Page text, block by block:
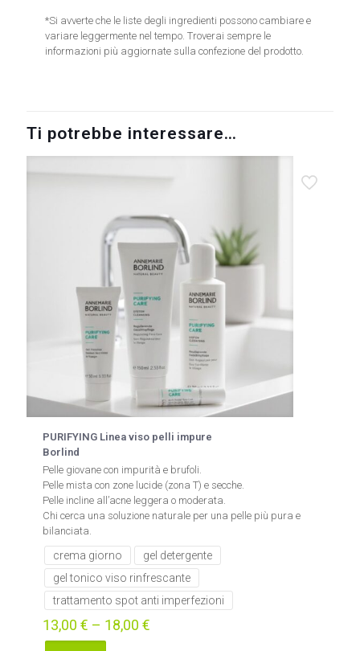
*Si avverte che le liste degli ingredienti possono cambiare e
variare leggermente nel tempo. Troverai sempre le
informazioni più aggiornate sulla confezione del prodotto.
Ti potrebbe interessare…
PURIFYING Linea viso pelli impure
Borlind
Pelle giovane con impurità e brufoli.
Pelle mista con zone lucide (zona T) e secche.
Pelle incline all’acne leggera o moderata.
Chi cerca una soluzione naturale per una pelle più pura e
bilanciata.
crema giorno
gel detergente
gel tonico viso rinfrescante
trattamento spot anti imperfezioni
13,00 € – 18,00 €